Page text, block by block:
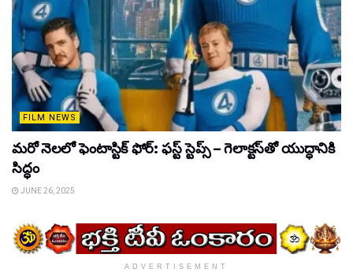
FILM NEWS
మరో నెలలో ఫెంటాస్టిక్ ఫోర్: ఫస్ట్ స్టెప్స్ – గెలాక్టస్‌తో యుద్ధానికి
సిద్ధం
JUNE 26, 2025
ADVERTISEMENT